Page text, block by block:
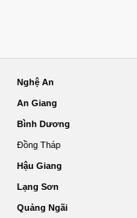
Nghệ An
An Giang
Bình Dương
Đồng Tháp
Hậu Giang
Lạng Sơn
Quảng Ngãi